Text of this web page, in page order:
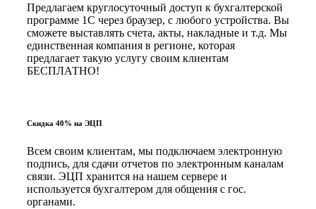
Предлагаем круглосуточный доступ к бухгалтерской
программе 1С через браузер, с любого устройства. Вы
сможете выставлять счета, акты, накладные и т.д. Мы
единственная компания в регионе, которая
предлагает такую услугу своим клиентам
БЕСПЛАТНО!
Скидка 40% на ЭЦП
Всем своим клиентам, мы подключаем электронную
подпись, для сдачи отчетов по электронным каналам
связи. ЭЦП хранится на нашем сервере и
используется бухгалтером для общения с гос.
органами.